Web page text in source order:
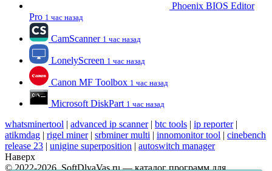
Phoenix BIOS Editor
Pro 1 час назад
CamScanner 1 час назад
LonelyScreen 1 час назад
Canon MF Toolbox 1 час назад
Microsoft DiskPart 1 час назад
whatsminertool | advanced ip scanner| btc tools | ip reporter|
atikmdag | rigel miner| srbminer multi | innomonitor tool | cinebench
release 23 | unigine superposition | autoswitch manager
Наверх
© 2022-2026, SoftDlyaVas.ru — каталог программ для